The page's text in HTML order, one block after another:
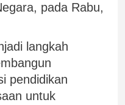
pada Rabu,
langkah
pendidikan
untuk